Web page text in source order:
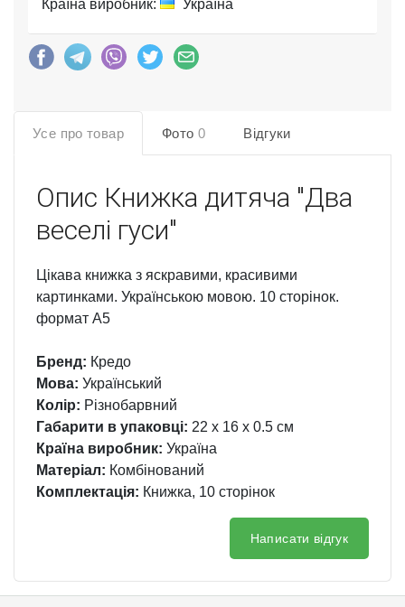
Країна виробник: Україна
Усе про товар Фото 0 Відгуки
Опис Книжка дитяча "Два
веселі гуси"
Цікава книжка з яскравими, красивими
картинками. Українською мовою. 10 сторінок.
формат А5
Бренд: Кредо
Мова: Український
Колір: Різнобарвний
Габарити в упаковці: 22 x 16 x 0.5 см
Країна виробник: Україна
Матеріал: Комбінований
Комплектація: Книжка, 10 сторінок
Написати відгук